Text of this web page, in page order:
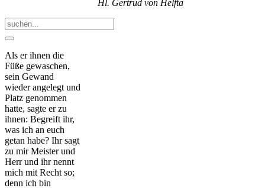
Hl. Gertrud von Helfta
Als er ihnen die
Füße gewaschen,
sein Gewand
wieder angelegt und
Platz genommen
hatte, sagte er zu
ihnen: Begreift ihr,
was ich an euch
getan habe? Ihr sagt
zu mir Meister und
Herr und ihr nennt
mich mit Recht so;
denn ich bin